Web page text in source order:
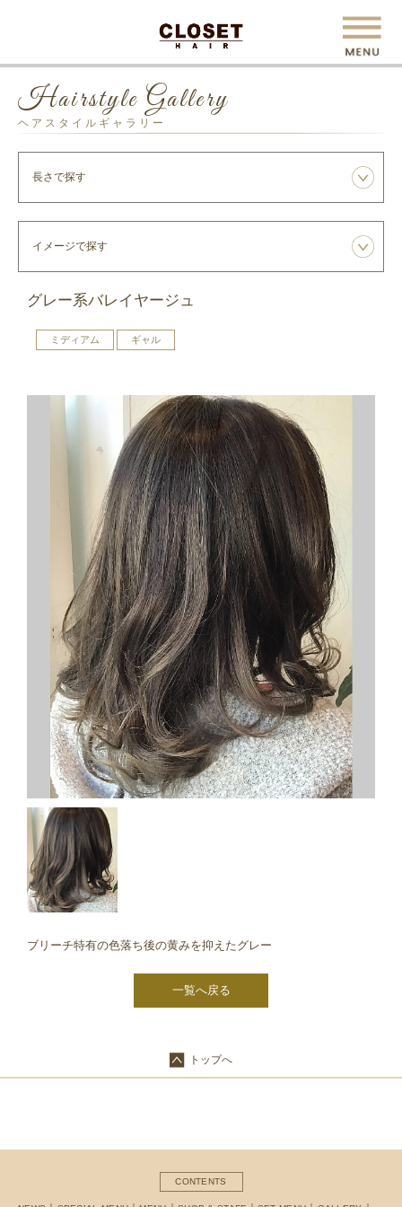
Hairstyle Gallery
ヘアスタイルギャラリー
グレー系バレイヤージュ
ミディアム ギャル
ブリーチ特有の色落ち後の黄みを抑えたグレー
一覧へ戻る
トップへ
CONTENTS